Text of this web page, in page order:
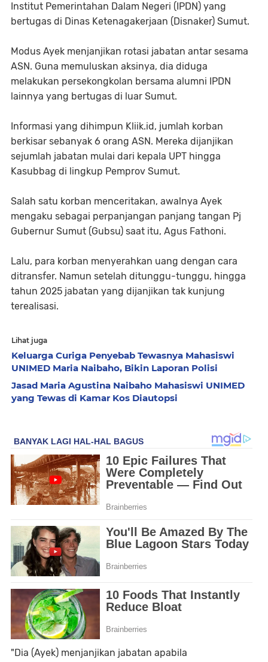
Institut Pemerintahan Dalam Negeri (IPDN) yang
bertugas di Dinas Ketenagakerjaan (Disnaker) Sumut.
Modus Ayek menjanjikan rotasi jabatan antar sesama
ASN. Guna memuluskan aksinya, dia diduga
melakukan persekongkolan bersama alumni IPDN
lainnya yang bertugas di luar Sumut.
Informasi yang dihimpun Kliik.id, jumlah korban
berkisar sebanyak 6 orang ASN. Mereka dijanjikan
sejumlah jabatan mulai dari kepala UPT hingga
Kasubbag di lingkup Pemprov Sumut.
Salah satu korban menceritakan, awalnya Ayek
mengaku sebagai perpanjangan panjang tangan Pj
Gubernur Sumut (Gubsu) saat itu, Agus Fathoni.
Lalu, para korban menyerahkan uang dengan cara
ditransfer. Namun setelah ditunggu-tunggu, hingga
tahun 2025 jabatan yang dijanjikan tak kunjung
terealisasi.
Lihat juga
Keluarga Curiga Penyebab Tewasnya Mahasiswi
UNIMED Maria Naibaho, Bikin Laporan Polisi
Jasad Maria Agustina Naibaho Mahasiswi UNIMED
yang Tewas di Kamar Kos Diautopsi
"Dia (Ayek) menjanjikan jabatan apabila